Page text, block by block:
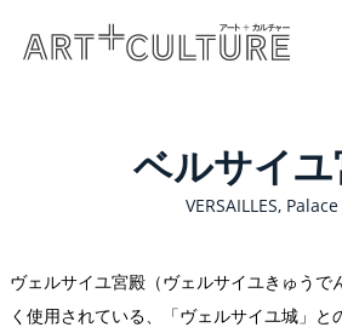
ベルサイ
VERSAILLES,
ヴェルサイユ宮殿（ヴェルサイユきゅうで
く使用されている、「ヴェルサイユ城」と